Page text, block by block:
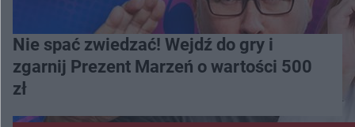
Nie spać zwiedzać! Wejdź do gry i
zgarnij Prezent Marzeń o wartości 500
zł